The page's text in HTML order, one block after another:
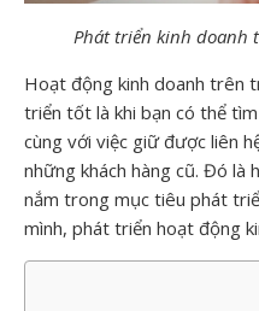
Phát triển kinh doanh
Hoạt động kinh doanh trên
triển tốt là khi bạn có thể
cùng với việc giữ được liên
những khách hàng cũ. Đó là
nắm trong mục tiêu phát
mình, phát triển hoạt động